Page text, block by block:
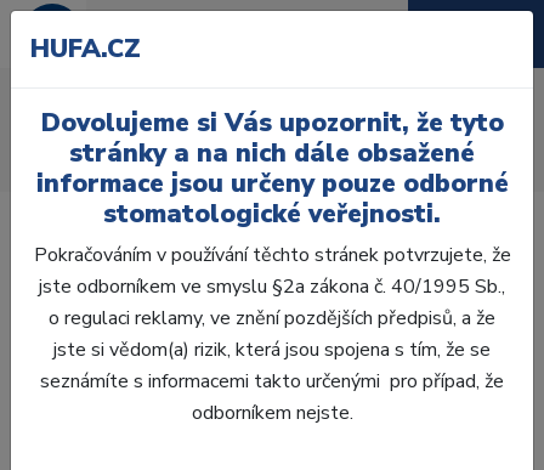
Úvod Zuby
AcryRock
AcryRock distální H 8 ks D44-G, C2
HUFA.CZ
Dovolujeme si Vás upozornit, že tyto
stránky a na nich dále obsažené
informace jsou určeny pouze odborné
stomatologické veřejnosti.
Pokračováním v používání těchto stránek potvrzujete, že
jste odborníkem ve smyslu §2a zákona č. 40/1995 Sb.,
o regulaci reklamy, ve znění pozdějších předpisů, a že
jste si vědom(a) rizik, která jsou spojena s tím, že se
seznámíte s informacemi takto určenými pro případ, že
odborníkem nejste.